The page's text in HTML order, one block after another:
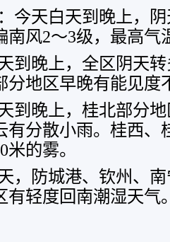
今天白天到晚上，
南风2～3级，最高
到晚上，全区阴天
分地区早晚有能见度
到晚上，桂北部分
有分散小雨。桂西
米的雾。
，防城港、钦州、
有轻度回南潮湿天气